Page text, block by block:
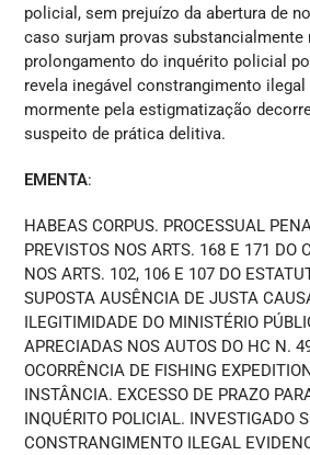
policial, sem prejuízo da abertura de
caso surjam provas substancialmente
prolongamento do inquérito policial
revela inegável constrangimento
mormente pela estigmatização
suspeito de prática delitiva.
EMENTA:
HABEAS CORPUS. PROCESSUAL
PREVISTOS NOS ARTS. 168 E 171 DO
NOS ARTS. 102, 106 E 107 DO
SUPOSTA AUSÊNCIA DE JUSTA
ILEGITIMIDADE DO MINISTÉRIO
APRECIADAS NOS AUTOS DO HC N.
OCORRÊNCIA DE FISHING
INSTÂNCIA. EXCESSO DE PRAZO
INQUÉRITO POLICIAL. INVESTIGADO
CONSTRANGIMENTO ILEGAL